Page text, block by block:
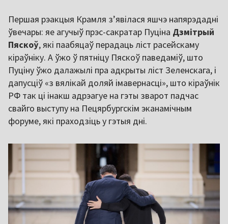
Першая рэакцыя Крамля з’явілася яшчэ напярэдадні
ўвечары: яе агучыў прэс-сакратар Пуціна Дзмітрый
Пяскоў, які паабяцаў перадаць ліст расейскаму
кіраўніку. А ўжо ў пятніцу Пяскоў паведаміў, што
Пуціну ўжо далажылі пра адкрыты ліст Зеленскага, і
дапусціў «з вялікай доляй імавернасці», што кіраўнік
РФ так ці інакш адрэагуе на гэты зварот падчас
свайго выступу на Пецярбургскім эканамічным
форуме, які праходзіць у гэтыя дні.